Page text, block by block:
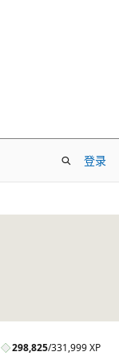
登录
298,825/331,999 XP